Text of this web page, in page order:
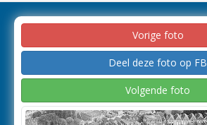
Vorige foto
Deel deze foto op FB
Volgende foto